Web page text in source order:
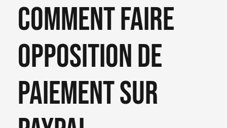
Comment faire
opposition de
paiement sur